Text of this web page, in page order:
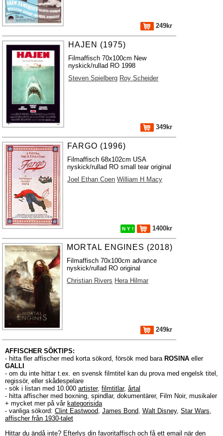
249kr
HAJEN (1975)
Filmaffisch 70x100cm New
nyskick/rullad RO 1998
Steven Spielberg Roy Scheider
349kr
FARGO (1996)
Filmaffisch 68x102cm USA
nyskick/rullad RO small tear original
Joel Ethan Coen William H Macy
N Y ! 1400kr
MORTAL ENGINES (2018)
Filmaffisch 70x100cm advance
nyskick/rullad RO original
Christian Rivers Hera Hilmar
249kr
AFFISCHER SÖKTIPS:
- hitta fler affischer med korta sökord, försök med bara ROSINA eller
GALLI
- om du inte hittar t.ex. en svensk filmtitel kan du prova med engelsk titel,
regissör, eller skådespelare
- sök i listan med 10.000 artister, filmtitlar, årtal
- hitta affischer med boxning, spindlar, dokumentärer, Film Noir, musikaler
+ mycket mer på vår kategorisida
- vanliga sökord: Clint Eastwood, James Bond, Walt Disney, Star Wars,
affischer från 1930-talet
Hittar du ändå inte? Efterlys din favoritaffisch och få ett email när den